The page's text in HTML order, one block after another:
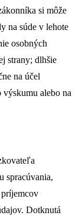
si môže
na súde v lehote
osobných
strany; dlhšie
na účel
výskumu alebo na
spracúvania,
Dotknutá